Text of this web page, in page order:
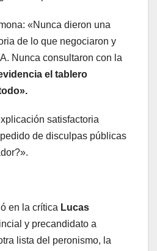
«Nunca dieron una
de lo que negociaron y
Nunca consultaron con la
el tablero
satisfactoria
de disculpas públicas
en la crítica Lucas
y precandidato a
lista del peronismo, la